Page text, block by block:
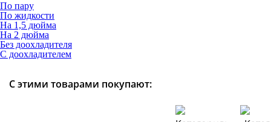
По пару
По жидкости
На 1,5 дюйма
На 2 дюйма
Без доохладителя
С доохладителем
С этими товарами покупают: